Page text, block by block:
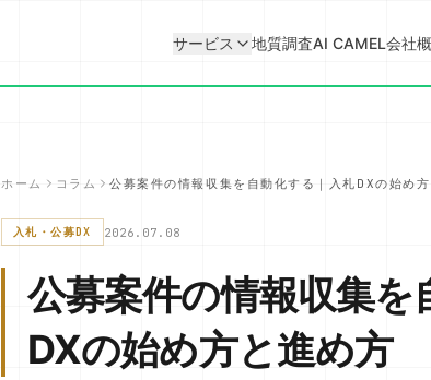
サービス 地質調査AI CAMEL会社
ホーム コラム 公募案件の情報収集を自動化する｜入札DXの始め
入札・公募DX 2026.07.08
公募案件の情報収集を
DXの始め方と進め方